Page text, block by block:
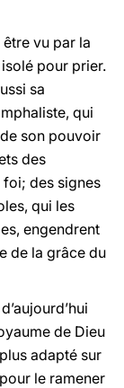
être vu par la
pour prier.
sa
qui
son pouvoir
des
foi; des signes
qui les
engendrent
de la grâce du
de Dieu
adapté sur
le ramener